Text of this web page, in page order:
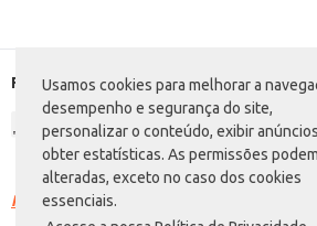
Usamos cookies para melhorar a
desempenho e segurança do site,
personalizar o conteúdo, exibir
obter estatísticas. As permissões
alteradas, exceto no caso dos cookies
essenciais.
Formas de pagamento
Racismo é crime. Denuncie. Disque 100